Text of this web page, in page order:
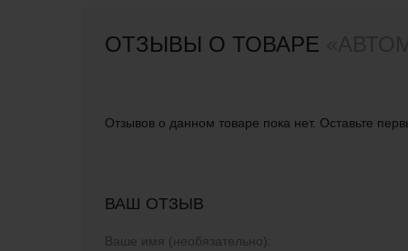
ОТЗЫВЫ О ТОВАРЕ
Отзывов о данном товаре пока нет. Оставьте
ВАШ ОТЗЫВ
Ваше имя (необязательно):